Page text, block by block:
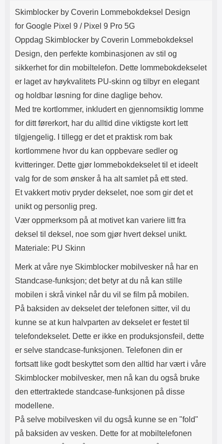
mer du bruker den, akkurat som
ekte lær Lommeboken har
påvirker ikke kredittkortene dine
(ingen avmagnetisering)
ditt mobilkamera. Du trenger
derfor ikke å ta ut mobilen hver
Dekselet i lommebok-etuiet
holder lenger hvis du unngår å ta
er Skimblocker? Etuiet er utstyrt
med Skimblocker, også kalt RFID
protection, noe som betyr at etuiet
beskytter kortene dine mot
skimming som dessverre har blitt
mer og mer vanlig. Med vår
Skimblocker Lommebok-etui er
våre nye Skimblocker
mobilvesker nå har en
mobilen. På baksiden av dekselet
der telefonen sitter, vil du kunne
er festet til telefondekselet. Dette
er ikke en produksjonsfeil, dette
Telefonen din er fortsatt like godt
beskyttet som den alltid har vært i
men nå kan du også bruke den
ettertraktede standcase-
På selve mobilvesken vil du også
kunne se en "fold" på baksiden av
skrå stilling. Se gjerne på bildene
mener. *Obs!
Produktbeskrivelse
Skimblocker by Coverin Lommebokdeksel Design
for Google Pixel 9 / Pixel 9 Pro 5G
Oppdag Skimblocker by Coverin Lommebokdeksel
Design, den perfekte kombinasjonen av stil og
sikkerhet for din mobiltelefon. Dette lommebokdekselet
er laget av høykvalitets PU-skinn og tilbyr en elegant
og holdbar løsning for dine daglige behov.
Med tre kortlommer, inkludert en gjennomsiktig lomme
for ditt førerkort, har du alltid dine viktigste kort lett
tilgjengelig. I tillegg er det et praktisk rom bak
kortlommene hvor du kan oppbevare sedler og
kvitteringer. Dette gjør lommebokdekselet til et ideelt
valg for de som ønsker å ha alt samlet på ett sted.
Et vakkert motiv pryder dekselet, noe som gir det et
unikt og personlig preg.
Vær oppmerksom på at motivet kan variere litt fra
deksel til deksel, noe som gjør hvert deksel unikt.
Materiale: PU Skinn
Merk at våre nye Skimblocker mobilvesker nå har en
Standcase-funksjon; det betyr at du nå kan stille
mobilen i skrå vinkel når du vil se film på mobilen.
På baksiden av dekselet der telefonen sitter, vil du
kunne se at kun halvparten av dekselet er festet til
telefondekselet. Dette er ikke en produksjonsfeil, dette
er selve standcase-funksjonen. Telefonen din er
fortsatt like godt beskyttet som den alltid har vært i våre
Skimblocker mobilvesker, men nå kan du også bruke
den ettertraktede standcase-funksjonen på disse
modellene.
På selve mobilvesken vil du også kunne se en "fold"
på baksiden av vesken. Dette for at mobiltelefonen